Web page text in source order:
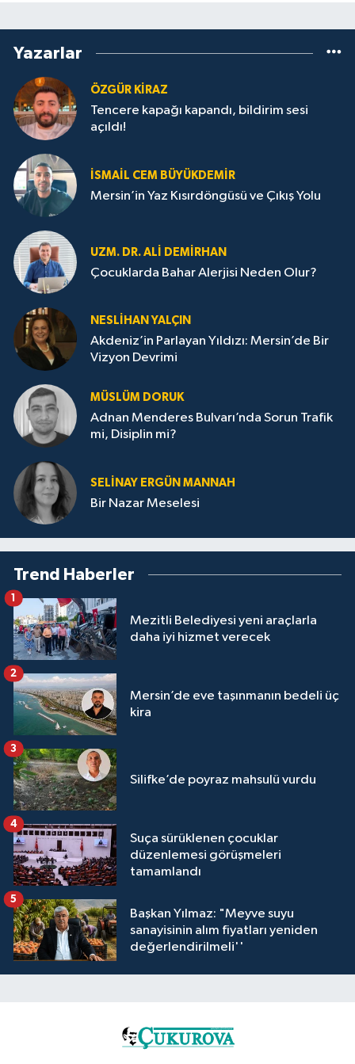
Yazarlar
ÖZGÜR KIRAZ
Tencere kapağı kapandı, bildirim sesi
açıldı!
İSMAIL CEM BÜYÜKDEMIR
Mersin’in Yaz Kısırdöngüsü ve Çıkış Yolu
UZM. DR. ALI DEMİRHAN
Çocuklarda Bahar Alerjisi Neden Olur?
NESLIHAN YALÇIN
Akdeniz’in Parlayan Yıldızı: Mersin’de Bir
Vizyon Devrimi
MÜSLÜM DORUK
Adnan Menderes Bulvarı’nda Sorun Trafik
mi, Disiplin mi?
SELINAY ERGÜN MANNAH
Bir Nazar Meselesi
Trend Haberler
Mezitli Belediyesi yeni araçlarla
daha iyi hizmet verecek
1
Mersin’de eve taşınmanın bedeli üç
kira
2
Silifke’de poyraz mahsulü vurdu
3
Suça sürüklenen çocuklar
düzenlemesi görüşmeleri
tamamlandı
4
Başkan Yılmaz: "Meyve suyu
sanayisinin alım fiyatları yeniden
değerlendirilmeli''
5